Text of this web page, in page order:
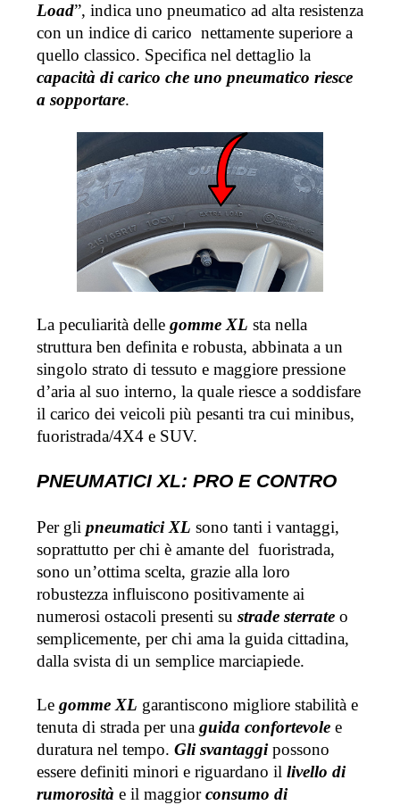
Load”, indica uno pneumatico ad alta resistenza
con un indice di carico  nettamente superiore a
quello classico. Specifica nel dettaglio la
capacità di carico che uno pneumatico riesce
a sopportare.
La peculiarità delle gomme XL sta nella
struttura ben definita e robusta, abbinata a un
singolo strato di tessuto e maggiore pressione
d’aria al suo interno, la quale riesce a soddisfare
il carico dei veicoli più pesanti tra cui minibus,
fuoristrada/4X4 e SUV.
PNEUMATICI XL: PRO E CONTRO
Per gli pneumatici XL sono tanti i vantaggi,
soprattutto per chi è amante del  fuoristrada,
sono un’ottima scelta, grazie alla loro
robustezza influiscono positivamente ai
numerosi ostacoli presenti su strade sterrate o
semplicemente, per chi ama la guida cittadina,
dalla svista di un semplice marciapiede.
Le gomme XL garantiscono migliore stabilità e
tenuta di strada per una guida confortevole e
duratura nel tempo. Gli svantaggi possono
essere definiti minori e riguardano il livello di
rumorosità e il maggior consumo di